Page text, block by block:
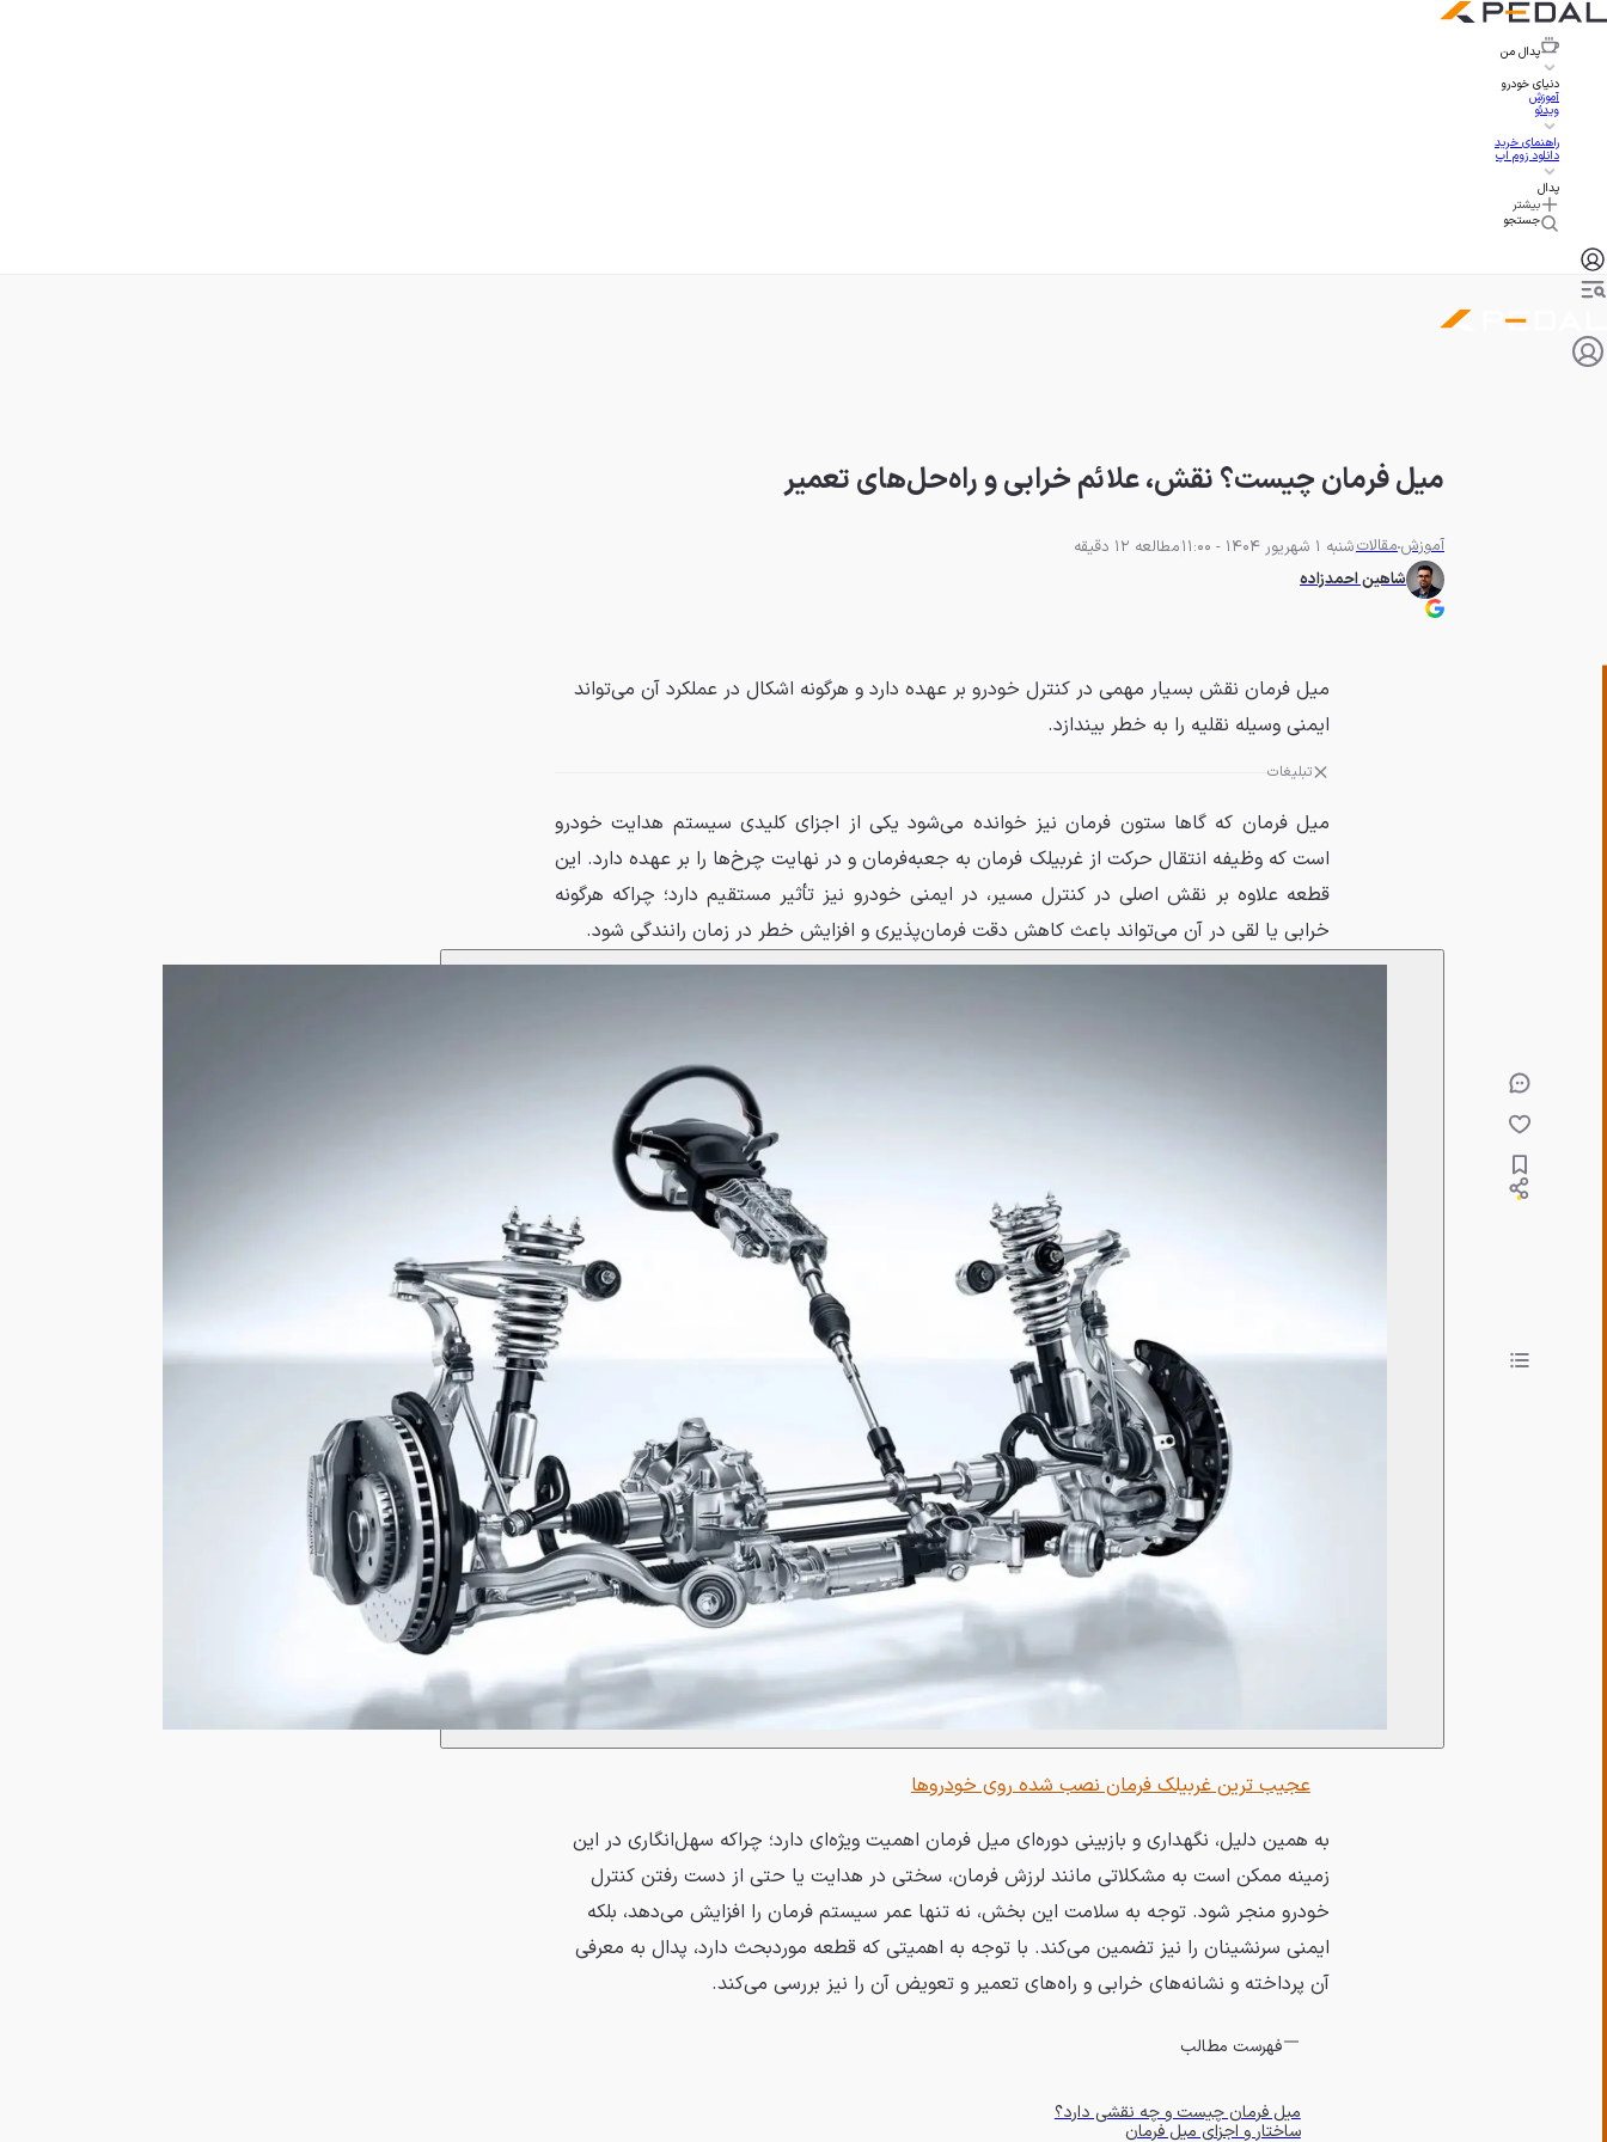
پدال من
دنیای خودرو
آموزش
ویدئو
راهنمای خرید
دانلود زوم اپ
پدال
بیشتر
جستجو
میل فرمان چیست؟ نقش، علائم خرابی و راه‌حل‌های تعمیر
آموزشمقالاتشنبه 1 شهریور 1404 - 11:00
مطالعه 12 دقیقه
شاهین احمدزاده
میل فرمان نقش بسیار مهمی در کنترل خودرو بر عهده دارد و هرگونه اشکال در عملکرد آن می‌تواند
ایمنی وسیله نقلیه را به خطر بیندازد.
تبلیغات
میل فرمان که گاها ستون فرمان نیز خوانده می‌شود یکی از اجزای کلیدی سیستم هدایت خودرو
است که وظیفه انتقال حرکت از غربیلک فرمان به جعبه‌فرمان و در نهایت چرخ‌ها را بر عهده دارد. این
قطعه علاوه بر نقش اصلی در کنترل مسیر، در ایمنی خودرو نیز تأثیر مستقیم دارد؛ چراکه هرگونه
خرابی یا لقی در آن می‌تواند باعث کاهش دقت فرمان‌پذیری و افزایش خطر در زمان رانندگی شود.
عجیب ‌ترین غربیلک فرمان نصب شده روی خودروها
به همین دلیل، نگهداری و بازبینی دوره‌ای میل فرمان اهمیت ویژه‌ای دارد؛ چراکه سهل‌انگاری در این
زمینه ممکن است به مشکلاتی مانند لرزش فرمان، سختی در هدایت یا حتی از دست رفتن کنترل
خودرو منجر شود. توجه به سلامت این بخش، نه تنها عمر سیستم فرمان را افزایش می‌دهد، بلکه
ایمنی سرنشینان را نیز تضمین می‌کند. با توجه به اهمیتی که قطعه موردبحث دارد، پدال به معرفی
آن پرداخته و نشانه‌های خرابی و راه‌های تعمیر و تعویض آن را نیز بررسی می‌کند.
فهرست مطالب
میل فرمان چیست و چه نقشی دارد؟
ساختار و اجزای میل فرمان